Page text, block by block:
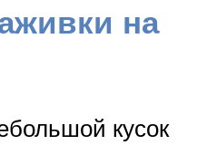
на
кусок